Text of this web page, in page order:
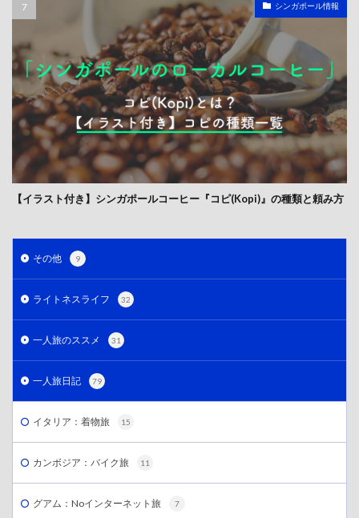
シンガポール情報
【イラスト付き】シンガポールコーヒー『コピ(Kopi)』の種類と頼み方
その他 9
ライトネスライフ 32
一人旅のススメ 31
一人旅日記 79
イタリア：着物旅 15
カンボジア：バイク旅 11
グアム：Noインターネット旅 7